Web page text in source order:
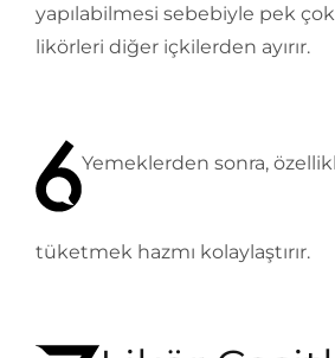
yapılabilmesi sebebiyle pek
likörleri diğer içkilerden ayırır.
Yemeklerden sonra,
tüketmek hazmı kolaylaştırır.